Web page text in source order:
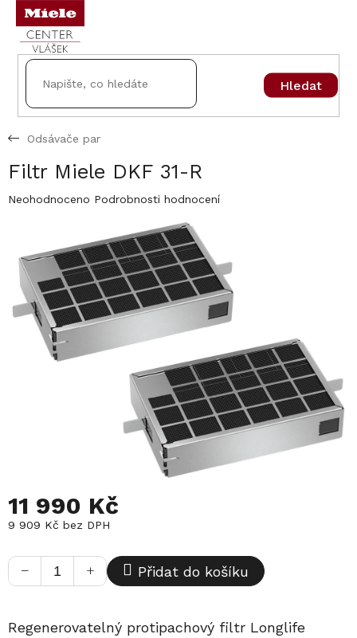
Přejít
obsah
Hledat
Odsávače par
Filtr Miele DKF 31-R
Průměrné
0,0
hvězdiček.
Neohodnoceno Podrobnosti hodnocení
11 990 Kč
9 909 Kč bez DPH
cena:
+
− Přidat do košíku
Regenerovatelný protipachový filtr Longlife